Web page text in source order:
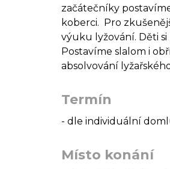
začátečníky
koberci. Pro
výuku lyžování. Děti
Postavíme slalom i
absolvování
Termín
- dle individuální
Místo konání